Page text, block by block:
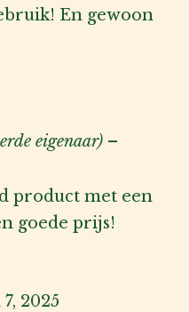
En gewoon
eigenaar) –
product met een
goede prijs!
2025